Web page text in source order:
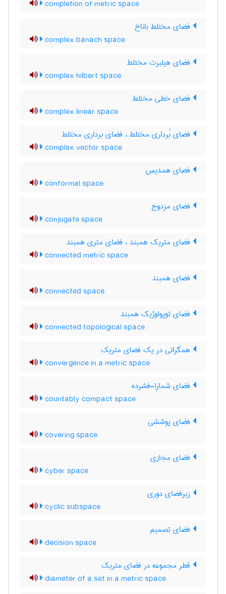
completion of metric space
فضای مختلط باناخ
complex banach space
فضای هیلبرت مختلط
complex hilbert space
فضای خطی مختلط
complex linear space
فضای بُرداری مختلط ، فضای برداری مختلط
complex vector space
فضای همدیس
conformal space
فضای مزدوج
conjugate space
فضای متریک همبند ، فضای متری همبند
connected metric space
فضای همبند
connected space
فضای توپولوژیک همبند
connected topological space
همگرائی در یک فضای متریک
convergence in a metric space
فضای شمارا-فشرده
countably compact space
فضای پوششی
covering space
فضای مجازی
cyber space
زیرفضای دوری
cyclic subspace
فضای تصمیم
decision space
قطر مجموعه در فضای متریک
diameter of a set in a metric space